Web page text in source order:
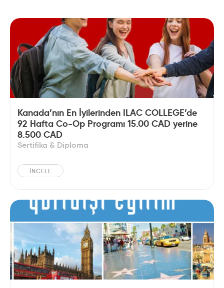
Kanada’nın En İyilerinden ILAC COLLEGE’de
92 Hafta Co-Op Programı 15.00 CAD yerine
8.500 CAD
Sertifika & Diploma
İNCELE